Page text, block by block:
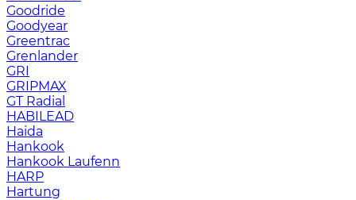
Goodride
Goodyear
Greentrac
Grenlander
GRI
GRIPMAX
GT Radial
HABILEAD
Haida
Hankook
Hankook Laufenn
HARP
Hartung